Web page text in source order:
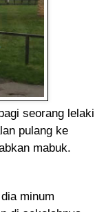
seorang lelaki
pulang ke
mabuk.
minum